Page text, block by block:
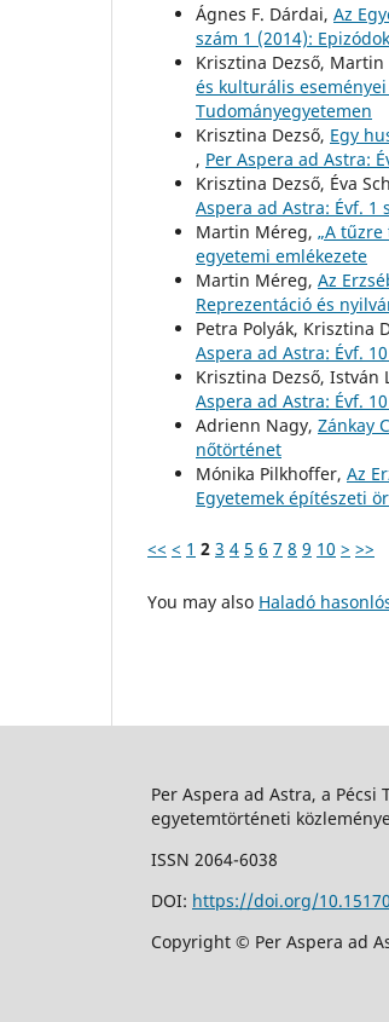
Ágnes F. Dárdai, Az
szám 1 (2014):
Krisztina Dezső, Martin
és kulturális eseményei
Tudományegyetemen
Krisztina Dezső, Egy
, Per Aspera ad Astra:
Krisztina Dezső, Éva
Aspera ad Astra: Évf. 1
Martin Méreg, „A tűzre
egyetemi emlékezete
Martin Méreg, Az
Reprezentáció és
Petra Polyák, Krisztina
Aspera ad Astra: Évf.
Krisztina Dezső, István
Aspera ad Astra: Évf.
Adrienn Nagy, Zánkay
nőtörténet
Mónika Pilkhoffer, Az
Egyetemek építészeti
<< < 1 2 3 4 5 6 7 8 9 10 > >>
You may also Haladó
Per Aspera ad Astra, a
egyetemtörténeti
ISSN 2064-6038
DOI: https://doi.org/
Copyright © Per Aspera ad